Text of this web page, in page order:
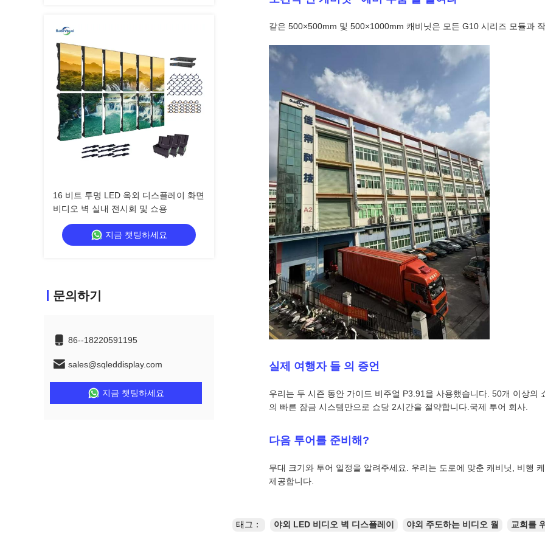
16 비트 투명 LED 옥외 디스플레이 화면
비디오 벽 실내 전시회 및 쇼용
지금 챗팅하세요
문의하기
86--18220591195
sales@sqleddisplay.com
지금 챗팅하세요
같은 500×500mm 및 500×1000mm 캐비닛은 모든 G10 시리즈 모듈과
실제 여행자 들 의 증언
우리는 두 시즌 동안 가이드 비주얼 P3.91을 사용했습니다. 50개 이상의
의 빠른 잠금 시스템만으로 쇼당 2시간을 절약합니다.국제 투어 회사.
다음 투어를 준비해?
무대 크기와 투어 일정을 알려주세요. 우리는 도로에 맞춘 캐비닛, 비행
제공합니다.
태그： 야외 LED 비디오 벽 디스플레이 야외 주도하는 비디오 월 교회를